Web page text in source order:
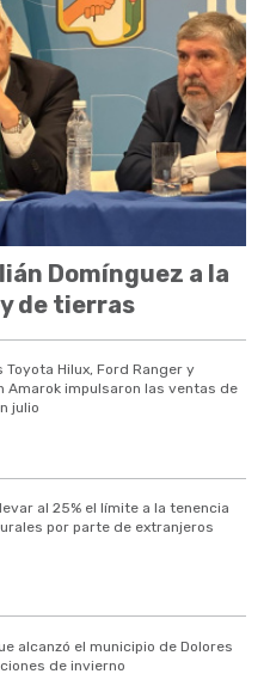
Domínguez a la
de tierras
Toyota Hilux, Ford Ranger y
Amarok impulsaron las ventas de
julio
al 25% el límite a la tenencia
por parte de extranjeros
alcanzó el municipio de Dolores
de invierno